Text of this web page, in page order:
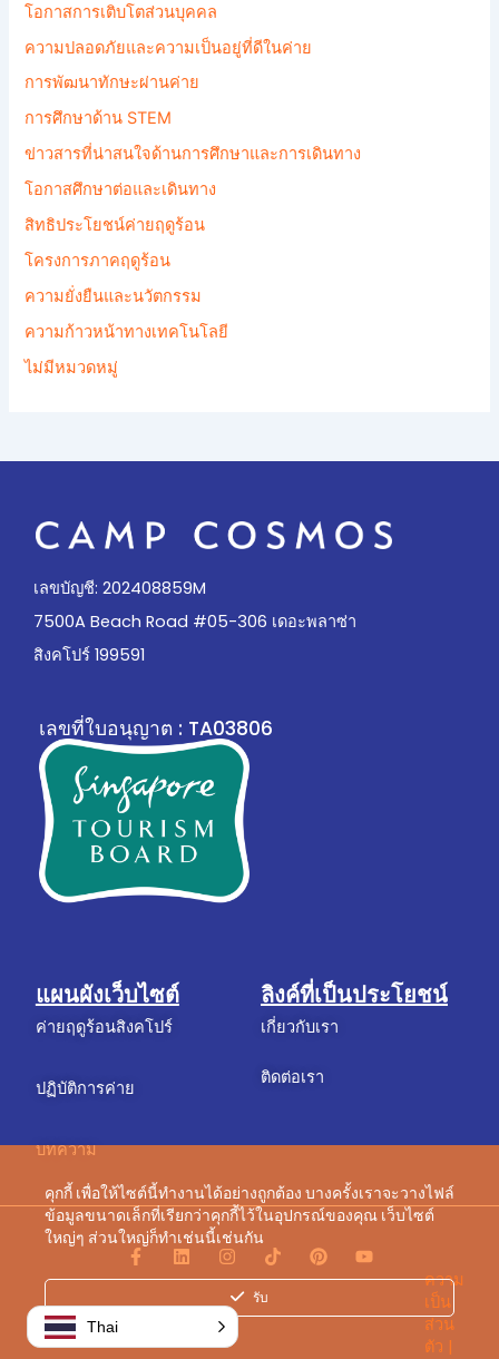
โอกาสการเติบโตส่วนบุคคล
ความปลอดภัยและความเป็นอยู่ที่ดีในค่าย
การพัฒนาทักษะผ่านค่าย
การศึกษาด้าน STEM
ข่าวสารที่น่าสนใจด้านการศึกษาและการเดินทาง
โอกาสศึกษาต่อและเดินทาง
สิทธิประโยชน์ค่ายฤดูร้อน
โครงการภาคฤดูร้อน
ความยั่งยืนและนวัตกรรม
ความก้าวหน้าทางเทคโนโลยี
ไม่มีหมวดหมู่
เลขบัญชี: 202408859M
7500A Beach Road #05-306 เดอะพลาซ่า
สิงคโปร์ 199591
เลขที่ใบอนุญาต : TA03806
ลิงค์ที่เป็นประโยชน์
เกี่ยวกับเรา
ติดต่อเรา
แผนผังเว็บไซต์
ค่ายฤดูร้อนสิงคโปร์
ปฏิบัติการค่าย
บทความ
เ
ฟ
ส
เ
ลิ
ง
ค์
อิ
น
ส
ต
า
ก
ติ๊
ก
ต๊
ก
พิ
น
เ
อ
ยู
ทู
ป
ความ
เป็น
ส่วน
ตัว |
คุกกี้ เพื่อให้ไซต์นี้ทำงานได้อย่างถูกต้อง บางครั้งเราจะวางไฟล์
ข้อมูลขนาดเล็กที่เรียกว่าคุกกี้ไว้ในอุปกรณ์ของคุณ เว็บไซต์
ใหญ่ๆ ส่วนใหญ่ก็ทำเช่นนี้เช่นกัน
รับ
Thai